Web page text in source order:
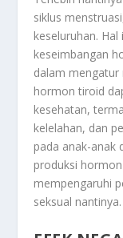
siklus
keseluruhan.
keseimbangan
dalam mengatur
hormon tiroid
kesehatan,
kelelahan, dan
pada anak-anak
produksi
mempengaruhi
seksual nantinya.